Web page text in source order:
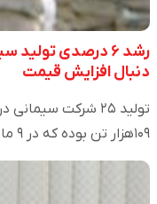
دنبال افزایش قیمت
۱۰۹هزار تن بوده که در ۹ ماهه امسال این مقدار به ۳۳ میلیون و…